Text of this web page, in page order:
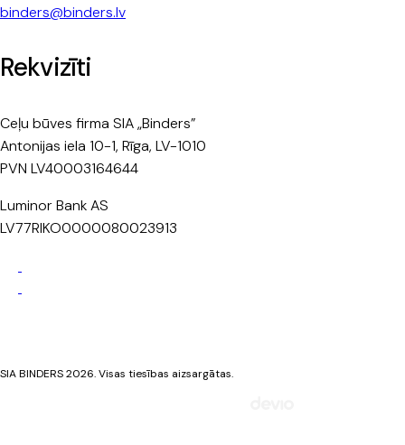
binders@binders.lv
Rekvizīti
Ceļu būves firma SIA „Binders”
Antonijas iela 10-1, Rīga, LV-1010
PVN LV40003164644
Luminor Bank AS
LV77RIKO0000080023913
SIA BINDERS 2026. Visas tiesības aizsargātas.